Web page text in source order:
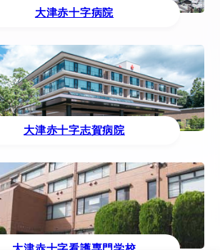
大津赤十字病院
大津赤十字志賀病院